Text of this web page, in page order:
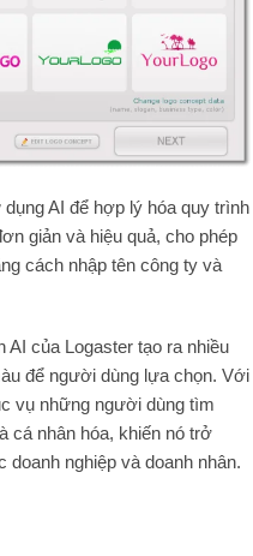
AI để hợp lý hóa quy trình
giản và hiệu quả, cho phép
cách nhập tên công ty và
AI của Logaster tạo ra nhiều
để người dùng lựa chọn. Với
vụ những người dùng tìm
cá nhân hóa, khiến nó trở
doanh nghiệp và doanh nhân.